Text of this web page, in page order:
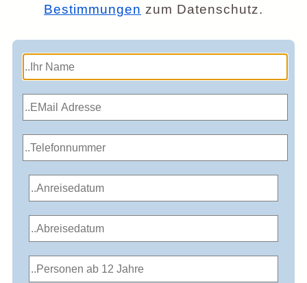
Bestimmungen zum Datenschutz.